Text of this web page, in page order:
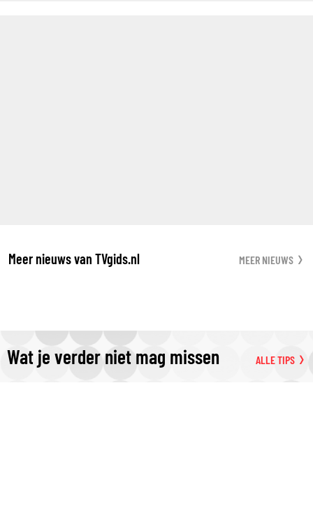
Meer nieuws van TVgids.nl MEER NIEUWS
Wat je verder niet mag missen ALLE TIPS